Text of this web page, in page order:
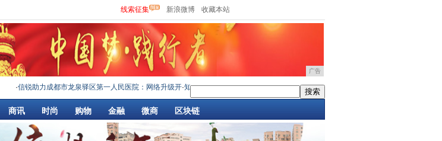
线索征集 新浪微博 收藏本站
广告
信锐助力成都市龙泉驿区第一人民医院：网络升级开·知了创智集团创意领航：马年贺岁片，温情献映·破局数字迷思 锚定人才航向：“数智领航
商讯 时尚 购物 金融 微商 区块链